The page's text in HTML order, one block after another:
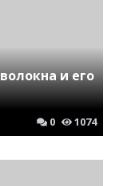
и его
0 1074